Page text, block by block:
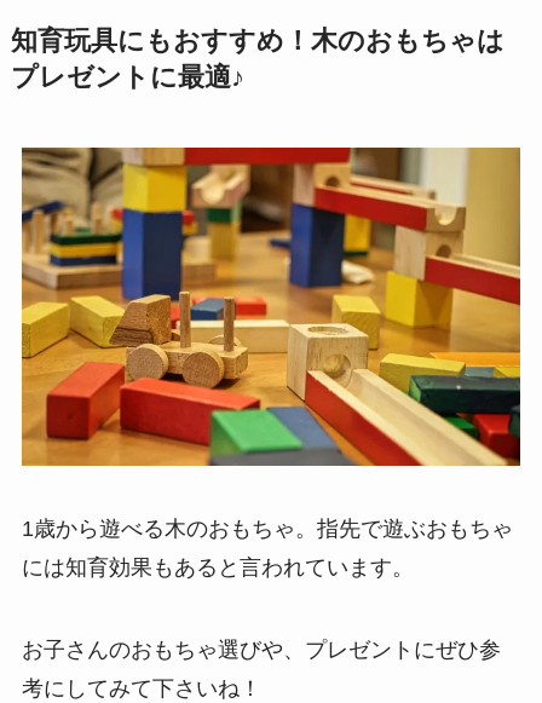
知育玩具にもおすすめ！木のおもちゃは
プレゼントに最適♪
1歳から遊べる木のおもちゃ。指先で遊ぶおもちゃ
には知育効果もあると言われています。
お子さんのおもちゃ選びや、プレゼントにぜひ参
考にしてみて下さいね！